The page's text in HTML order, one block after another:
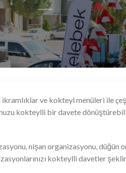
ve kokteyl menüleri ile
kokteylli bir davete
nişan organizasyonu, düğün
kokteylli davetler